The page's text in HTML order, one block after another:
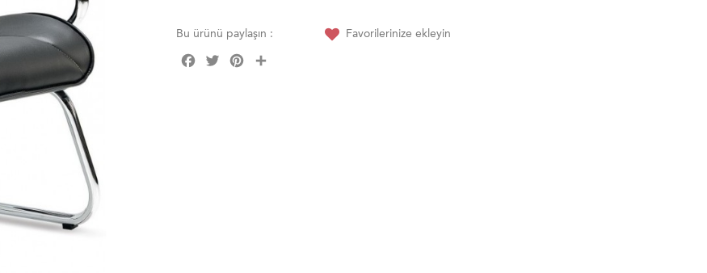
Bu ürünü paylaşın :
FacebookTwitterPinterest
Favorilerinize ekleyin